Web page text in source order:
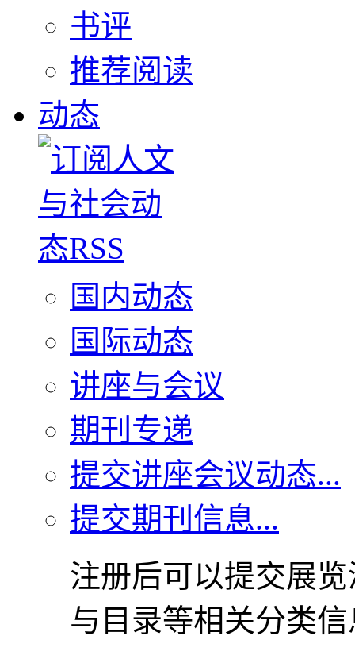
书评
推荐阅读
动态
国内动态
国际动态
讲座与会议
期刊专递
提交讲座会议动态...
提交期刊信息...
注册后可以提交展
与目录等相关分类